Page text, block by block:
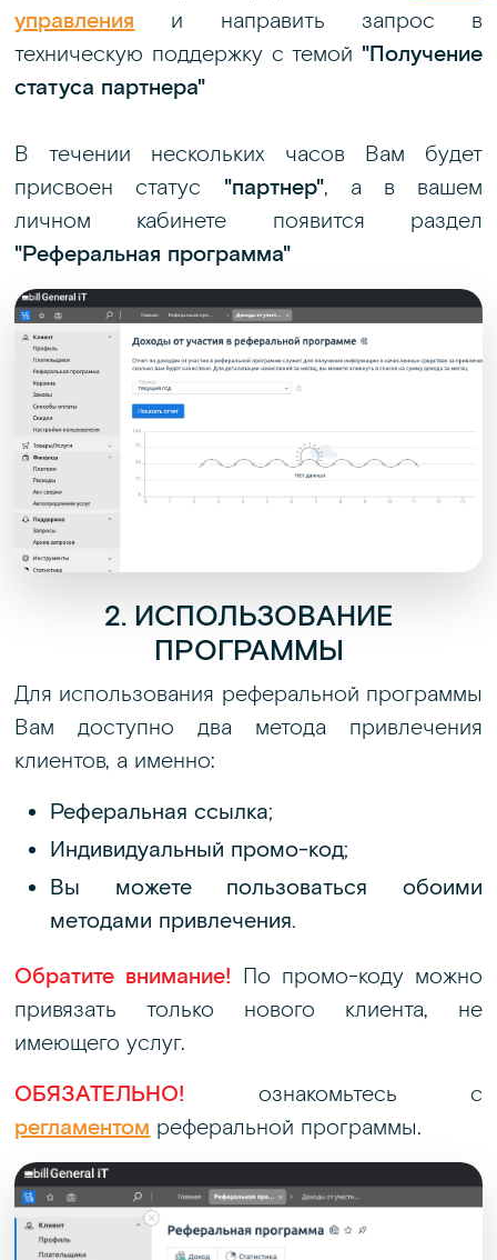
управления и направить запрос в
техническую поддержку с темой "Получение
статуса партнера"
В течении нескольких часов Вам будет
присвоен статус "партнер", а в вашем
личном кабинете появится раздел
"Реферальная программа"
2. ИСПОЛЬЗОВАНИЕ
ПРОГРАММЫ
Для использования реферальной программы
Вам доступно два метода привлечения
клиентов, а именно:
Реферальная ссылка;
Индивидуальный промо-код;
Вы можете пользоваться обоими
методами привлечения.
Обратите внимание! По промо-коду можно
привязать только нового клиента, не
имеющего услуг.
ОБЯЗАТЕЛЬНО! ознакомьтесь с
регламентом реферальной программы.